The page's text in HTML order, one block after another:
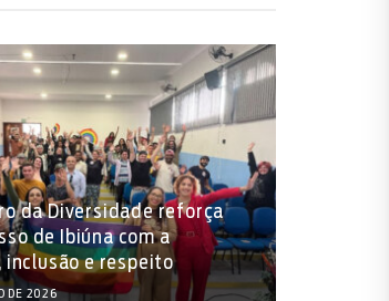
da Diversidade reforça
de Ibiúna com a
inclusão e respeito
DE 2026